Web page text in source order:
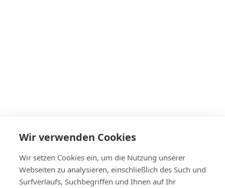
Wir verwenden Cookies
Wir setzen Cookies ein, um die Nutzung unserer
Webseiten zu analysieren, einschließlich des Such und
Surfverlaufs, Suchbegriffen und Ihnen auf Ihr